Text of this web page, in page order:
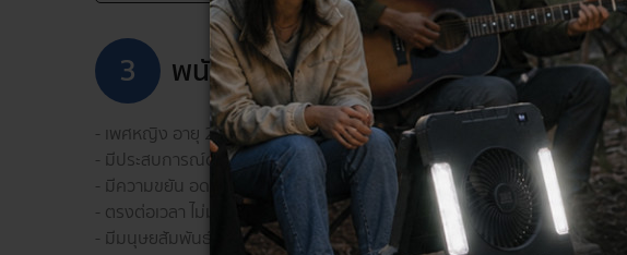
3 พนักงานธุรการฝ่ายขาย
- เพศหญิง อายุ 28 – 35 ปี วุฒิ ปวส. - ปริญญาตรี
- มีประสบการณ์ด้านงานธุรการประสานงานขาย 1 ปีขึ้นไป (พิจารณาเป็นพิเศษ)
- มีความขยัน อดทนต่อแรงกดดัน และรับผิดชอบหน้าที่ตามที่ได้รับมอบหมาย
- ตรงต่อเวลา ไม่มาทำงานสาย ไม่ลางานบ่อย และไม่ขาดงาน
- มีมนุษยสัมพันธ์ และอัธยาศัยดี เข้ากับเพื่อนร่วมงานได้ดี